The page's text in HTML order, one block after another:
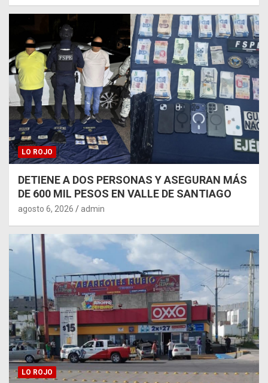
LO ROJO
DETIENE A DOS PERSONAS Y ASEGURAN MÁS
DE 600 MIL PESOS EN VALLE DE SANTIAGO
agosto 6, 2026 admin
LO ROJO